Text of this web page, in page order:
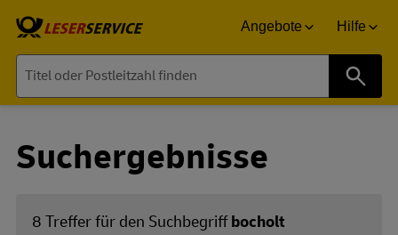
Angebote Hilfe
Suchergebnisse
8 Treffer für den Suchbegriffbocholt